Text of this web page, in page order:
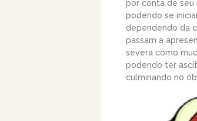
por conta de seu
podendo se
dependendo da
passam a
severa como
podendo ter
culminando no